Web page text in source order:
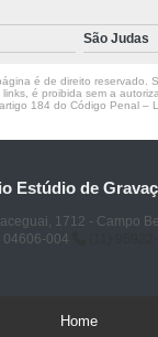
São Judas
é de direito reservado.
é proibida sem a
184 do Código Penal –
Estúdio de
1712 - Campo
04606-004
Home